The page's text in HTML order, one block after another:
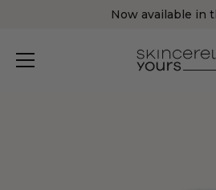
Now available in